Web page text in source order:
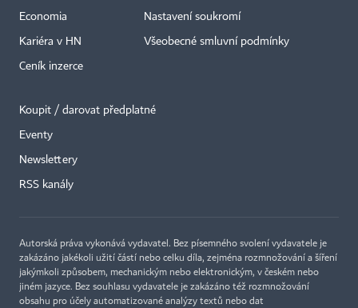
Economia
Kariéra v HN
Ceník inzerce
Nastavení soukromí
Všeobecné smluvní podmínky
Koupit / darovat předplatné
Eventy
Newslettery
RSS kanály
Autorská práva vykonává vydavatel. Bez písemného svolení vydavatele je
zakázáno jakékoli užití částí nebo celku díla, zejména rozmnožování a šíření
jakýmkoli způsobem, mechanickým nebo elektronickým, v českém nebo
jiném jazyce. Bez souhlasu vydavatele je zakázáno též rozmnožování
obsahu pro účely automatizované analýzy textů nebo dat